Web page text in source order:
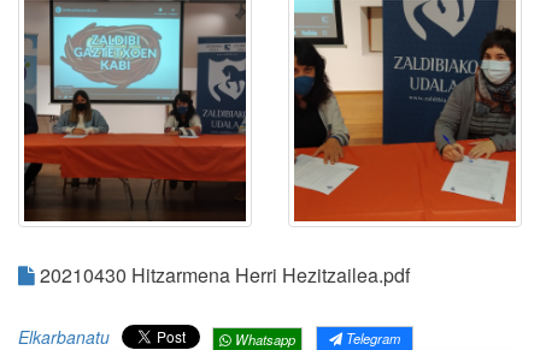
20210430 Hitzarmena Herri Hezitzailea.pdf
Elkarbanatu Whatsapp Telegram